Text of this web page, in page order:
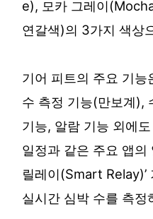
e), 모카 그레이
연갈색)의 3가지 색상
기어 피트의 주요 기능
수 측정 기능(만보계),
기능, 알람 기능 외에
일정과 같은 주요 앱의
릴레이(Smart Relay)’
실시간 심박 수를 측정